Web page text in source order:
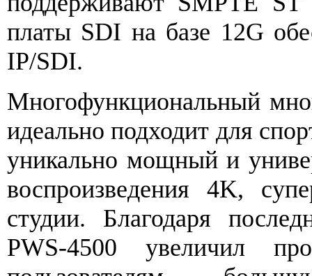
платы SDI на базе 12G
IP/SDI.
Многофункциональный
идеально подходит для
уникально мощный и
воспроизведения 4K,
студии. Благодаря
PWS-4500 увеличил